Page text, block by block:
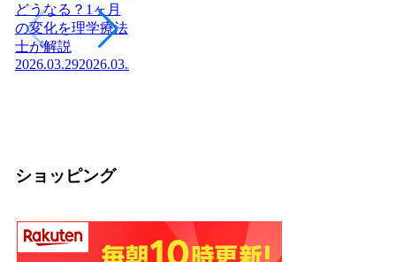
どうなる？1ヶ月
の変化を理学療法
士が解説
2026.03.292026.03.29
ショッピング